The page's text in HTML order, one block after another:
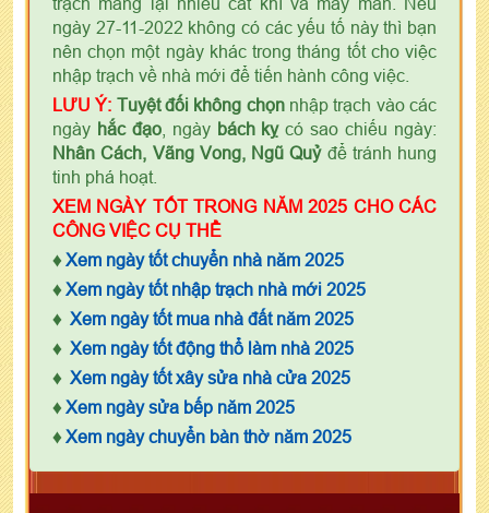
ngày 27-11-2022 không có các yếu tố này thì bạn
nên chọn một ngày khác trong tháng tốt cho việc
nhập trạch về nhà mới để tiến hành công việc.
LƯU Ý: Tuyệt đối không chọnnhập trạch vào các
ngày hắc đạo, ngày bách kỵcó sao chiếu ngày:
Nhân Cách, Vãng Vong, Ngũ Quỷđể tránh hung
tinh phá hoạt.
XEM NGÀY TỐT TRONG NĂM 2025 CHO CÁC
CÔNG VIỆC CỤ THỂ
♦ Xem ngày tốt chuyển nhà năm 2025
♦ Xem ngày tốt nhập trạch nhà mới 2025
♦ Xem ngày tốt mua nhà đất năm 2025
♦ Xem ngày tốt động thổ làm nhà 2025
♦ Xem ngày tốt xây sửa nhà cửa 2025
♦ Xem ngày sửa bếp năm 2025
♦ Xem ngày chuyển bàn thờ năm 2025